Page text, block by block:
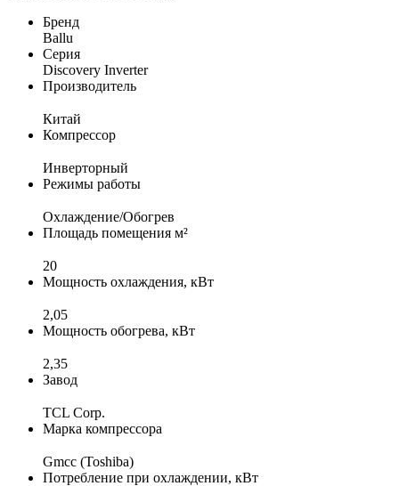
Бренд
Ballu
Серия
Discovery Inverter
Производитель
Китай
Компрессор
Инверторный
Режимы работы
Охлаждение/Обогрев
Площадь помещения м²
20
Мощность охлаждения, кВт
2,05
Мощность обогрева, кВт
2,35
Завод
TCL Corp.
Марка компрессора
Gmcc (Toshiba)
Потребление при охлаждении, кВт